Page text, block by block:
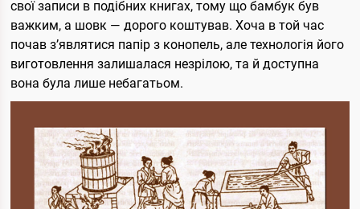
свої записи в подібних книгах, тому що бамбук був
важким, а шовк — дорого коштував. Хоча в той час
почав з’являтися папір з конопель, але технологія його
виготовлення залишалася незрілою, та й доступна
вона була лише небагатьом.